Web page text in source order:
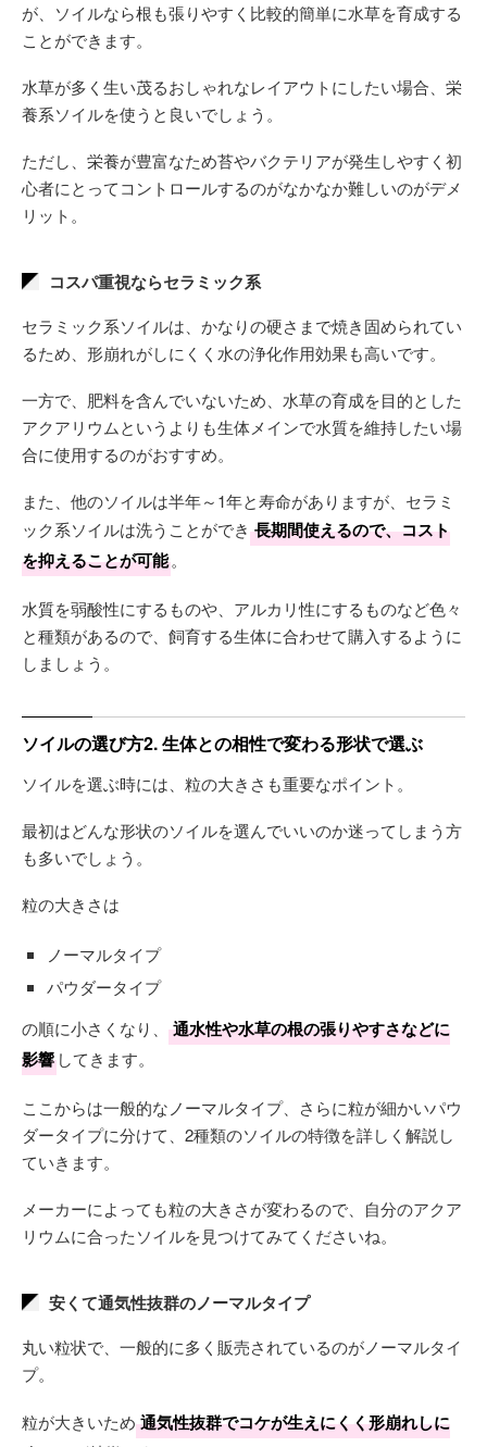
が、ソイルなら根も張りやすく比較的簡単に水草を育成する
ことができます。
水草が多く生い茂るおしゃれなレイアウトにしたい場合、栄
養系ソイルを使うと良いでしょう。
ただし、栄養が豊富なため苔やバクテリアが発生しやすく初
心者にとってコントロールするのがなかなか難しいのがデメ
リット。
コスパ重視ならセラミック系
セラミック系ソイルは、かなりの硬さまで焼き固められてい
るため、形崩れがしにくく水の浄化作用効果も高いです。
一方で、肥料を含んでいないため、水草の育成を目的とした
アクアリウムというよりも生体メインで水質を維持したい場
合に使用するのがおすすめ。
また、他のソイルは半年～1年と寿命がありますが、セラミ
ック系ソイルは洗うことができ 長期間使えるので、コスト
を抑えることが可能。
水質を弱酸性にするものや、アルカリ性にするものなど色々
と種類があるので、飼育する生体に合わせて購入するように
しましょう。
ソイルの選び方2. 生体との相性で変わる形状で選ぶ
ソイルを選ぶ時には、粒の大きさも重要なポイント。
最初はどんな形状のソイルを選んでいいのか迷ってしまう方
も多いでしょう。
粒の大きさは
ノーマルタイプ
パウダータイプ
の順に小さくなり、
通水性や水草の根の張りやすさなどに
影響 してきます。
ここからは一般的なノーマルタイプ、さらに粒が細かいパウ
ダータイプに分けて、2種類のソイルの特徴を詳しく解説し
ていきます。
メーカーによっても粒の大きさが変わるので、自分のアクア
リウムに合ったソイルを見つけてみてくださいね。
安くて通気性抜群のノーマルタイプ
丸い粒状で、一般的に多く販売されているのがノーマルタイ
プ。
粒が大きいため 通気性抜群でコケが生えにくく形崩れしに